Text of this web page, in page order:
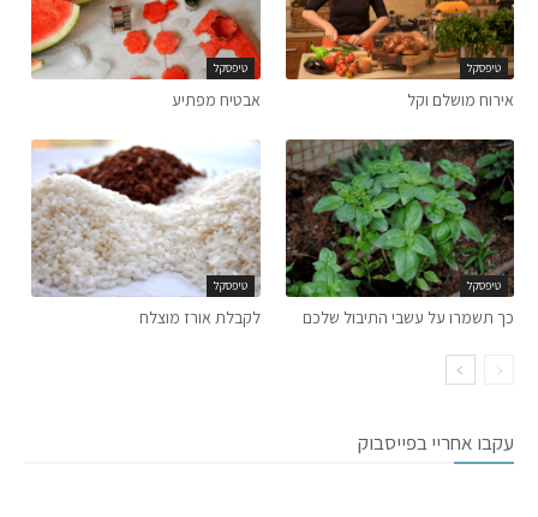
טיפסקל
אירוח מושלם וקל
טיפסקל
אבטיח מפתיע
טיפסקל
כך תשמרו על עשבי התיבול שלכם
טיפסקל
לקבלת אורז מוצלח
עקבו אחריי בפייסבוק